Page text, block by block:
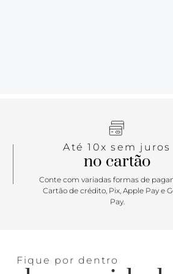
Até 10x sem juros
no cartão
Conte com variadas formas de
Cartão de crédito, Pix, Apple Pay e
Pay.
Fique por dentro